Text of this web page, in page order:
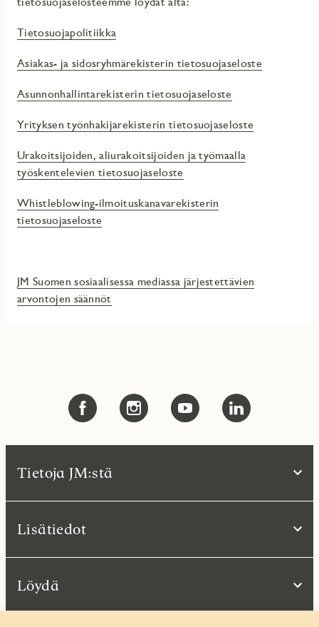
Tietosuojapolitiikka
Asiakas- ja sidosryhmärekisterin tietosuojaseloste
Asunnonhallintarekisterin tietosuojaseloste
Yrityksen työnhakijarekisterin tietosuojaseloste
Urakoitsijoiden, aliurakoitsijoiden ja työmaalla
työskentelevien tietosuojaseloste
Whistleblowing-ilmoituskanavarekisterin
tietosuojaseloste
JM Suomen sosiaalisessa mediassa järjestettävien
arvontojen säännöt
Tietoja JM:stä
Lisätiedot
Löydä